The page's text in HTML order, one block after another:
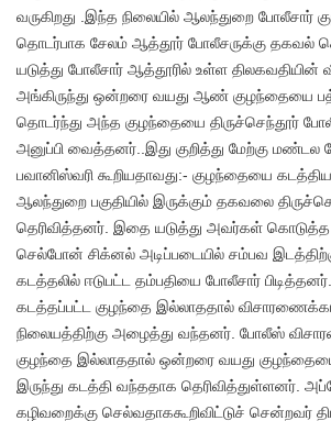
வருகிறது .இந்த நிலையில் ஆலந்துறை போலீசார்
தொடர்பாக சேலம் ஆத்தூர் போலீசருக்கு தகவல்
யடுத்து போலீசார் ஆத்தூரில் உள்ள திலகவதியின்
அங்கிருந்து ஒன்றரை வயது ஆண் குழந்தையை
தொடர்ந்து அந்த குழந்தையை திருச்செந்தூர்
அனுப்பி வைத்தனர்..இது குறித்து மேற்கு மண்டல
பவானிஸ்வரி கூறியதாவது:- குழந்தையை
ஆலந்துறை பகுதியில் இருக்கும் தகவலை
தெரிவித்தனர். இதை யடுத்து அவர்கள் கொடுத்த
செல்போன் சிக்னல் அடிப்படையில் சம்பவ
கடத்தலில் ஈடுபட்ட தம்பதியை போலீசார்
கடத்தப்பட்ட குழந்தை இல்லாததால்
நிலையத்திற்கு அழைத்து வந்தனர். போலீஸ்
குழந்தை இல்லாததால் ஒன்றரை வயது குழந்தையை
இருந்து கடத்தி வந்ததாக தெரிவித்துள்ளனர்.
கழிவறைக்கு செல்வதாககூறிவிட்டுச் சென்றவர்